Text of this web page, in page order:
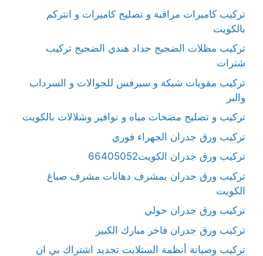
تركيب كاميرات مراقبة و تصليح كاميرات و انتركم
بالكويت
تركيب مظلات الضجيج حداد هندي الضجيج تركيب
شترات
تركيب مقويات شبكة و سيرفس للجوالات و السرداب
والبر
تركيب و تصليح مضخات مياه و نوافير وشلالات بالكويت
تركيب ورق جدران الجهراء فوري
تركيب ورق جدران الكويت66405052
تركيب ورق جدران بمشرف دهانات مشرف صباغ
الكويت
تركيب ورق جدران حولي
تركيب ورق جدران فاخر مبارك الكبير
تركيب وصيانة أنظمة الستلايت تجديد اشتراك بي ان